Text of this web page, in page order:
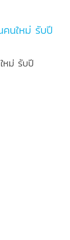
คนใหม่ รับปี
หม่ รับปี